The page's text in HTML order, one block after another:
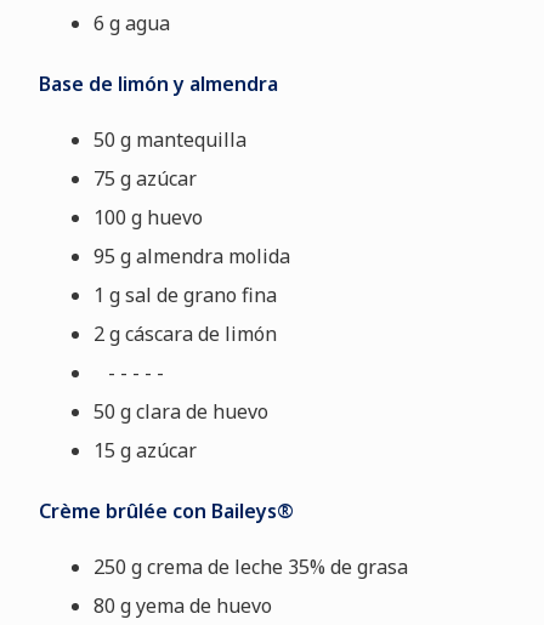
6 g agua
Base de limón y almendra
50 g mantequilla
75 g azúcar
100 g huevo
95 g almendra molida
1 g sal de grano fina
2 g cáscara de limón
- - - - -
50 g clara de huevo
15 g azúcar
Crème brûlée con Baileys®
250 g crema de leche 35% de grasa
80 g yema de huevo